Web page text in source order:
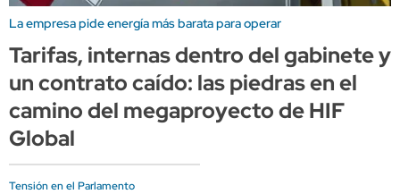
La empresa pide energía más barata para operar
Tarifas, internas dentro del gabinete y
un contrato caído: las piedras en el
camino del megaproyecto de HIF
Global
Tensión en el Parlamento